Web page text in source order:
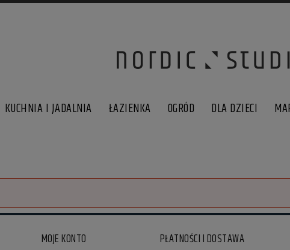
KUCHNIA I JADALNIA ŁAZIENKA OGRÓD DLA DZIECI
MOJE KONTO PŁATNOŚCI I DOSTAWA